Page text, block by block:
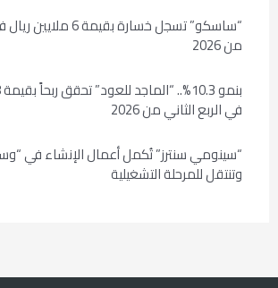
“ساسكو” تسجل خسارة
من 2026
في الربع الثاني من 2026
“سينومي سنترز” تُكمل أعمال الإنشاء في
وتنتقل للمرحلة التشغيلية